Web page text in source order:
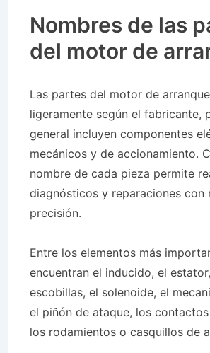
Nombres de las
del motor de
Las partes del motor de
ligeramente según el fabricante,
general incluyen componentes
mecánicos y de accionamiento.
nombre de cada pieza permite
diagnósticos y reparaciones con
precisión.
Entre los elementos más
encuentran el inducido, el
escobillas, el solenoide, el
el piñón de ataque, los
los rodamientos o casquillos de